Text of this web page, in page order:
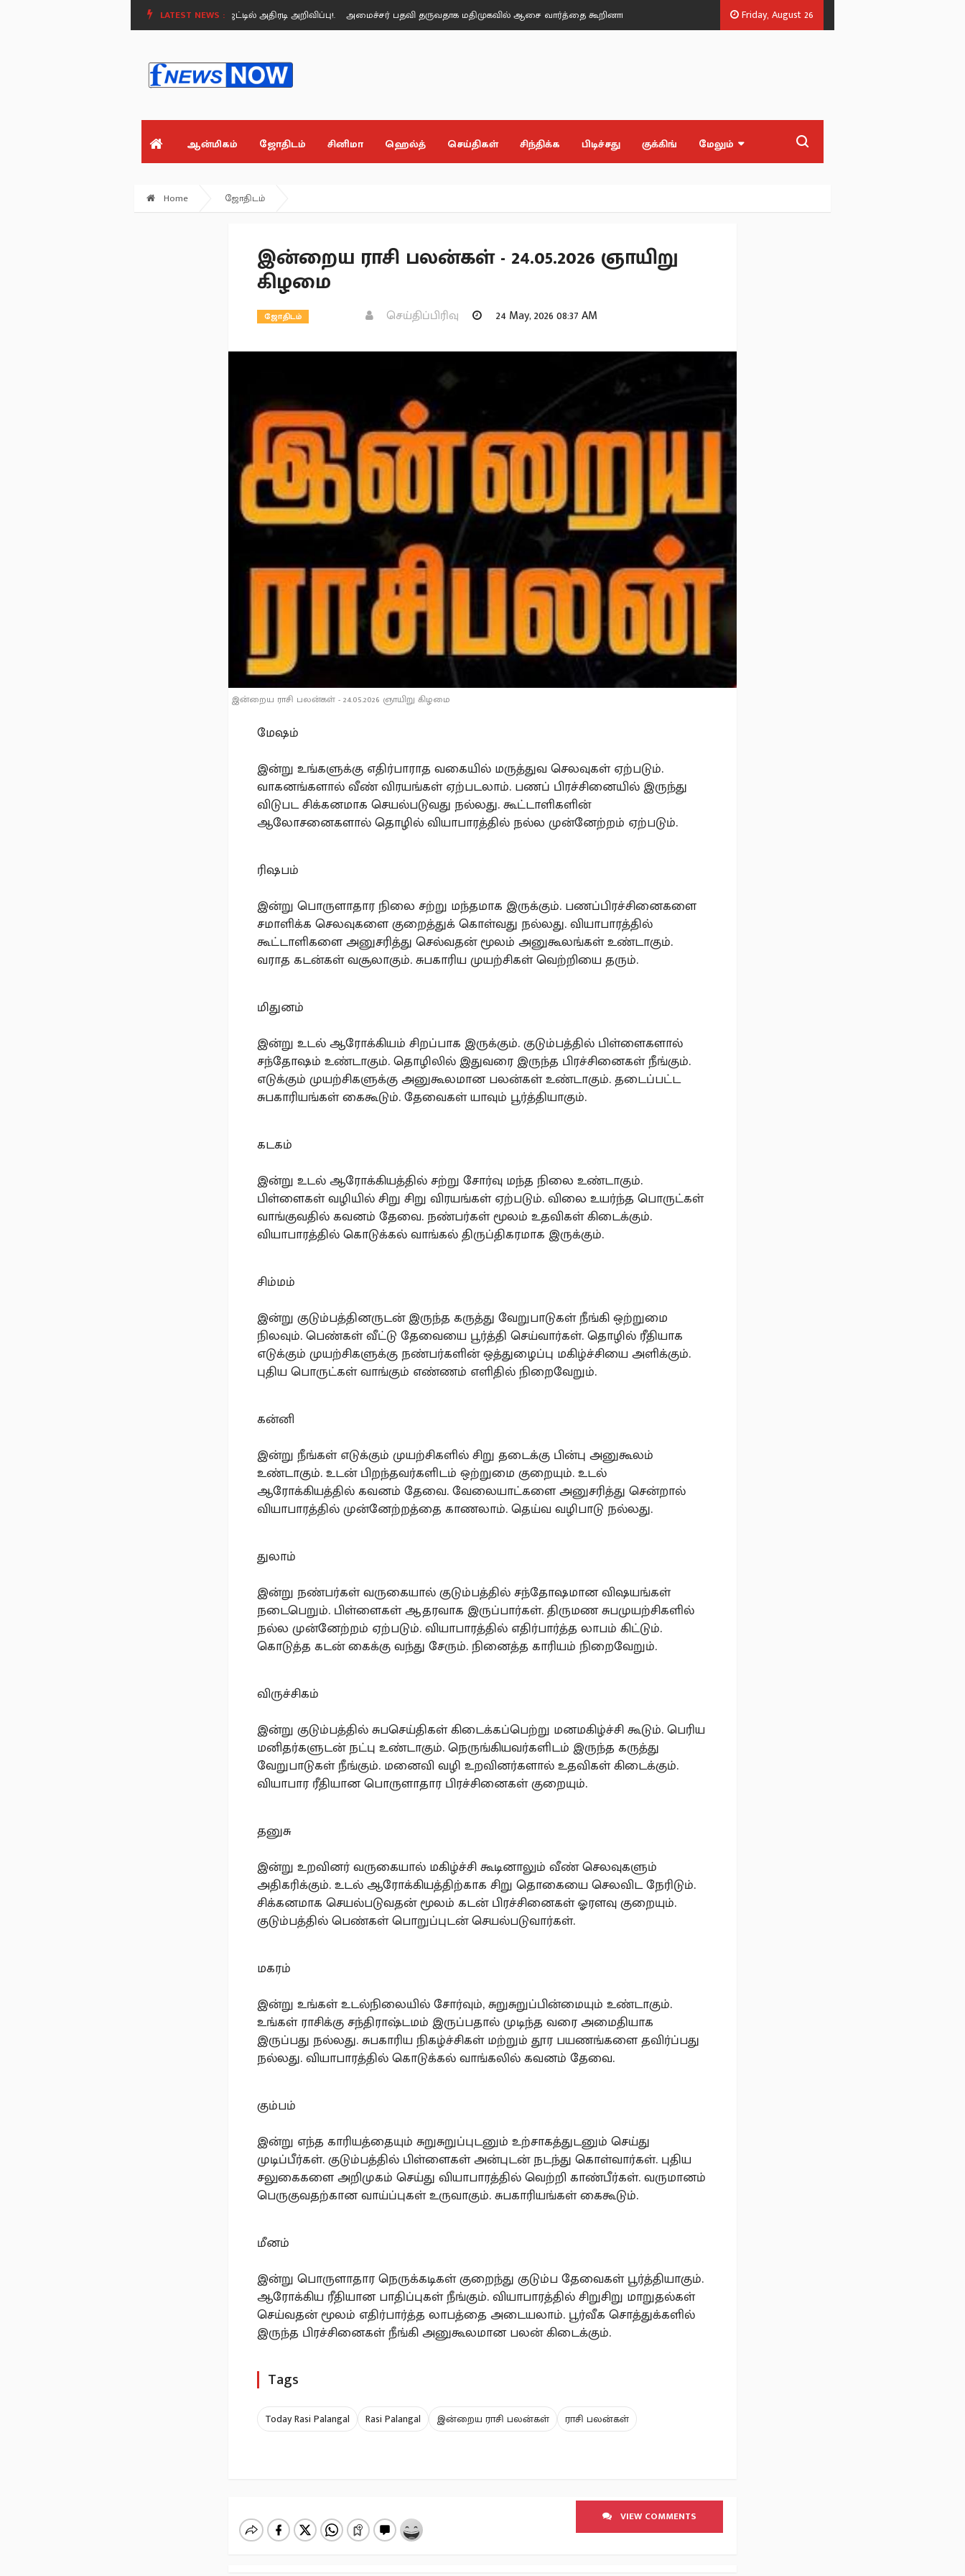
LATEST NEWS :
மதுரையில் சிறப்பு சட்டக் கல்லூரி - பட்ஜெட்டில் அதிரடி அறிவிப்பு!. அமைச்சர் பதவி தருவதாக மதிமுகவில் ஆசை வார்த்தை கூறினார்கள் - மதிமுக எம்.எல்.ஏக்கள். ‘Blast' ஆக எதிர்பார்த்த மக்களுக்கு ‘Waste’ பட்ஜெட் -
Friday, August 26
ஆன்மிகம் ஜோதிடம் சினிமா ஹெல்த் செய்திகள் சிந்திக்க பிடிச்சது குக்கிங் மேலும்
Home ஜோதிடம்
இன்றைய ராசி பலன்கள் - 24.05.2026 ஞாயிறு
கிழமை
ஜோதிடம் செய்திப்பிரிவு 24 May, 2026 08:37 AM
இன்றைய ராசி பலன்கள் - 24.05.2026 ஞாயிறு கிழமை
மேஷம்
இன்று உங்களுக்கு எதிர்பாராத வகையில் மருத்துவ செலவுகள் ஏற்படும்.
வாகனங்களால் வீண் விரயங்கள் ஏற்படலாம். பணப் பிரச்சினையில் இருந்து
விடுபட சிக்கனமாக செயல்படுவது நல்லது. கூட்டாளிகளின்
ஆலோசனைகளால் தொழில் வியாபாரத்தில் நல்ல முன்னேற்றம் ஏற்படும்.
ரிஷபம்
இன்று பொருளாதார நிலை சற்று மந்தமாக இருக்கும். பணப்பிரச்சினைகளை
சமாளிக்க செலவுகளை குறைத்துக் கொள்வது நல்லது. வியாபாரத்தில்
கூட்டாளிகளை அனுசரித்து செல்வதன் மூலம் அனுகூலங்கள் உண்டாகும்.
வராத கடன்கள் வசூலாகும். சுபகாரிய முயற்சிகள் வெற்றியை தரும்.
மிதுனம்
இன்று உடல் ஆரோக்கியம் சிறப்பாக இருக்கும். குடும்பத்தில் பிள்ளைகளால்
சந்தோஷம் உண்டாகும். தொழிலில் இதுவரை இருந்த பிரச்சினைகள் நீங்கும்.
எடுக்கும் முயற்சிகளுக்கு அனுகூலமான பலன்கள் உண்டாகும். தடைப்பட்ட
சுபகாரியங்கள் கைகூடும். தேவைகள் யாவும் பூர்த்தியாகும்.
கடகம்
இன்று உடல் ஆரோக்கியத்தில் சற்று சோர்வு மந்த நிலை உண்டாகும்.
பிள்ளைகள் வழியில் சிறு சிறு விரயங்கள் ஏற்படும். விலை உயர்ந்த பொருட்கள்
வாங்குவதில் கவனம் தேவை. நண்பர்கள் மூலம் உதவிகள் கிடைக்கும்.
வியாபாரத்தில் கொடுக்கல் வாங்கல் திருப்திகரமாக இருக்கும்.
சிம்மம்
இன்று குடும்பத்தினருடன் இருந்த கருத்து வேறுபாடுகள் நீங்கி ஒற்றுமை
நிலவும். பெண்கள் வீட்டு தேவையை பூர்த்தி செய்வார்கள். தொழில் ரீதியாக
எடுக்கும் முயற்சிகளுக்கு நண்பர்களின் ஒத்துழைப்பு மகிழ்ச்சியை அளிக்கும்.
புதிய பொருட்கள் வாங்கும் எண்ணம் எளிதில் நிறைவேறும்.
கன்னி
இன்று நீங்கள் எடுக்கும் முயற்சிகளில் சிறு தடைக்கு பின்பு அனுகூலம்
உண்டாகும். உடன் பிறந்தவர்களிடம் ஒற்றுமை குறையும். உடல்
ஆரோக்கியத்தில் கவனம் தேவை. வேலையாட்களை அனுசரித்து சென்றால்
வியாபாரத்தில் முன்னேற்றத்தை காணலாம். தெய்வ வழிபாடு நல்லது.
துலாம்
இன்று நண்பர்கள் வருகையால் குடும்பத்தில் சந்தோஷமான விஷயங்கள்
நடைபெறும். பிள்ளைகள் ஆதரவாக இருப்பார்கள். திருமண சுபமுயற்சிகளில்
நல்ல முன்னேற்றம் ஏற்படும். வியாபாரத்தில் எதிர்பார்த்த லாபம் கிட்டும்.
கொடுத்த கடன் கைக்கு வந்து சேரும். நினைத்த காரியம் நிறைவேறும்.
விருச்சிகம்
இன்று குடும்பத்தில் சுபசெய்திகள் கிடைக்கப்பெற்று மனமகிழ்ச்சி கூடும். பெரிய
மனிதர்களுடன் நட்பு உண்டாகும். நெருங்கியவர்களிடம் இருந்த கருத்து
வேறுபாடுகள் நீங்கும். மனைவி வழி உறவினர்களால் உதவிகள் கிடைக்கும்.
வியாபார ரீதியான பொருளாதார பிரச்சினைகள் குறையும்.
தனுசு
இன்று உறவினர் வருகையால் மகிழ்ச்சி கூடினாலும் வீண் செலவுகளும்
அதிகரிக்கும். உடல் ஆரோக்கியத்திற்காக சிறு தொகையை செலவிட நேரிடும்.
சிக்கனமாக செயல்படுவதன் மூலம் கடன் பிரச்சினைகள் ஓரளவு குறையும்.
குடும்பத்தில் பெண்கள் பொறுப்புடன் செயல்படுவார்கள்.
மகரம்
இன்று உங்கள் உடல்நிலையில் சோர்வும், சுறுசுறுப்பின்மையும் உண்டாகும்.
உங்கள் ராசிக்கு சந்திராஷ்டமம் இருப்பதால் முடிந்த வரை அமைதியாக
இருப்பது நல்லது. சுபகாரிய நிகழ்ச்சிகள் மற்றும் தூர பயணங்களை தவிர்ப்பது
நல்லது. வியாபாரத்தில் கொடுக்கல் வாங்கலில் கவனம் தேவை.
கும்பம்
இன்று எந்த காரியத்தையும் சுறுசுறுப்புடனும் உற்சாகத்துடனும் செய்து
முடிப்பீர்கள். குடும்பத்தில் பிள்ளைகள் அன்புடன் நடந்து கொள்வார்கள். புதிய
சலுகைகளை அறிமுகம் செய்து வியாபாரத்தில் வெற்றி காண்பீர்கள். வருமானம்
பெருகுவதற்கான வாய்ப்புகள் உருவாகும். சுபகாரியங்கள் கைகூடும்.
மீனம்
இன்று பொருளாதார நெருக்கடிகள் குறைந்து குடும்ப தேவைகள் பூர்த்தியாகும்.
ஆரோக்கிய ரீதியான பாதிப்புகள் நீங்கும். வியாபாரத்தில் சிறுசிறு மாறுதல்கள்
செய்வதன் மூலம் எதிர்பார்த்த லாபத்தை அடையலாம். பூர்வீக சொத்துக்களில்
இருந்த பிரச்சினைகள் நீங்கி அனுகூலமான பலன் கிடைக்கும்.
Tags
Today Rasi Palangal Rasi Palangal இன்றைய ராசி பலன்கள் ராசி பலன்கள்
VIEW COMMENTS